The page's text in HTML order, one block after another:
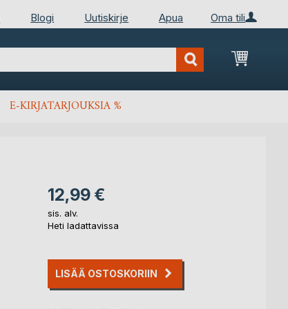
Oma tili
Blogi Uutiskirje Apua
E-KIRJATARJOUKSIA %
12,99 €
sis. alv.
Heti ladattavissa
LISÄÄ OSTOSKORIIN